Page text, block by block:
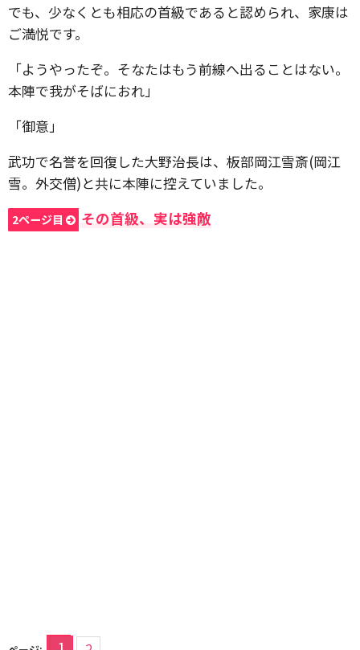
でも、少なくとも相応の首級であると認められ、家康は
ご満悦です。
「ようやったぞ。そなたはもう前線へ出ることはない。
本陣で我がそばにおれ」
「御意」
武功で名誉を回復した大野治長は、板部岡江雪斎(岡江
雪。外交僧)と共に本陣に控えていました。
2ページ目 その首級、実は強敵